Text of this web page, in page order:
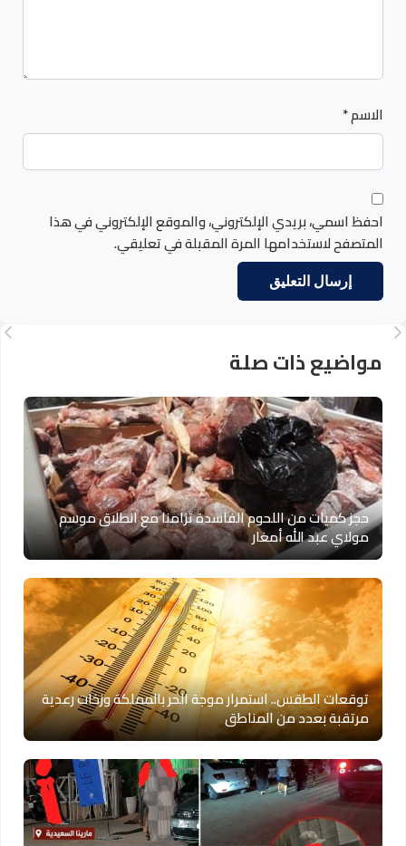
الاسم*
احفظ اسمي، بريدي الإلكتروني، والموقع الإلكتروني في هذا
المتصفح لاستخدامها المرة المقبلة في تعليقي.
مواضيع ذات صلة
حجز كميات من اللحوم الفاسدة تزامنا مع انطلاق موسم
مولاي عبد الله أمغار
توقعات الطقس.. استمرار موجة الحر بالمملكة وزخات رعدية
مرتقبة بعدد من المناطق